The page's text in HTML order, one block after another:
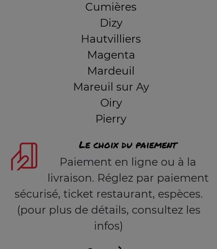
Cumières
Dizy
Hautvilliers
Magenta
Mardeuil
Mareuil sur Ay
Oiry
Pierry
Le choix du paiement
Paiement en ligne ou à la
livraison. Réglez par paiement
sécurisé, ticket restaurant, espèces.
(pour plus de détails, consultez les
infos)